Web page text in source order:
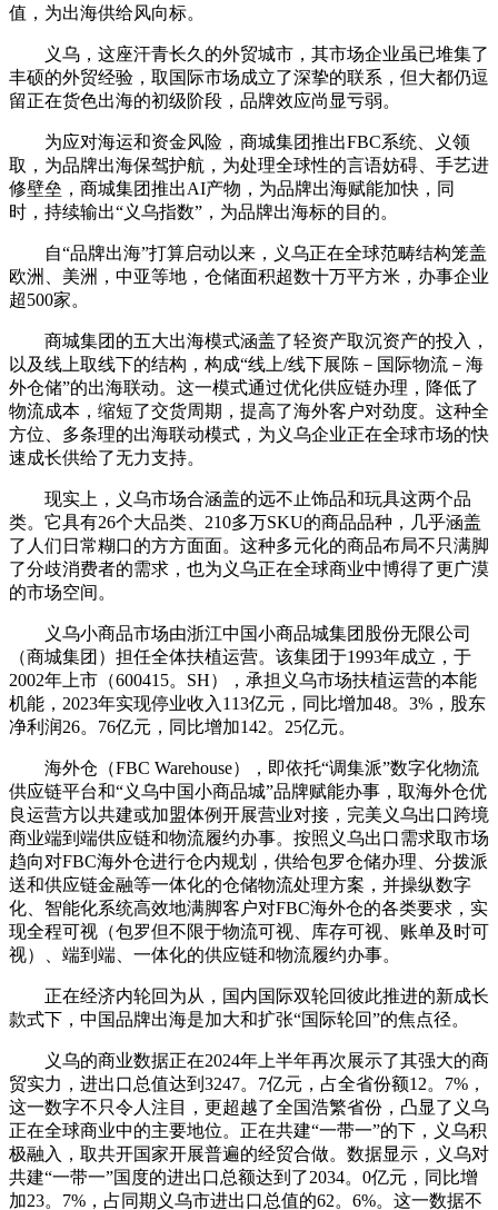
值，为出海供给风向标。
义乌，这座汗青长久的外贸城市，其市场企业虽已堆集了
丰硕的外贸经验，取国际市场成立了深挚的联系，但大都仍逗
留正在货色出海的初级阶段，品牌效应尚显亏弱。
为应对海运和资金风险，商城集团推出FBC系统、义领
取，为品牌出海保驾护航，为处理全球性的言语妨碍、手艺进
修壁垒，商城集团推出AI产物，为品牌出海赋能加快，同
时，持续输出“义乌指数”，为品牌出海标的目的。
自“品牌出海”打算启动以来，义乌正在全球范畴结构笼盖
欧洲、美洲，中亚等地，仓储面积超数十万平方米，办事企业
超500家。
商城集团的五大出海模式涵盖了轻资产取沉资产的投入，
以及线上取线下的结构，构成“线上/线下展陈－国际物流－海
外仓储”的出海联动。这一模式通过优化供应链办理，降低了
物流成本，缩短了交货周期，提高了海外客户对劲度。这种全
方位、多条理的出海联动模式，为义乌企业正在全球市场的快
速成长供给了无力支持。
现实上，义乌市场合涵盖的远不止饰品和玩具这两个品
类。它具有26个大品类、210多万SKU的商品品种，几乎涵盖
了人们日常糊口的方方面面。这种多元化的商品布局不只满脚
了分歧消费者的需求，也为义乌正在全球商业中博得了更广漠
的市场空间。
义乌小商品市场由浙江中国小商品城集团股份无限公司
（商城集团）担任全体扶植运营。该集团于1993年成立，于
2002年上市（600415。SH），承担义乌市场扶植运营的本能
机能，2023年实现停业收入113亿元，同比增加48。3%，股东
净利润26。76亿元，同比增加142。25亿元。
海外仓（FBC Warehouse），即依托“调集派”数字化物流
供应链平台和“义乌中国小商品城”品牌赋能办事，取海外仓优
良运营方以共建或加盟体例开展营业对接，完美义乌出口跨境
商业端到端供应链和物流履约办事。按照义乌出口需求取市场
趋向对FBC海外仓进行仓内规划，供给包罗仓储办理、分拨派
送和供应链金融等一体化的仓储物流处理方案，并操纵数字
化、智能化系统高效地满脚客户对FBC海外仓的各类要求，实
现全程可视（包罗但不限于物流可视、库存可视、账单及时可
视）、端到端、一体化的供应链和物流履约办事。
正在经济内轮回为从，国内国际双轮回彼此推进的新成长
款式下，中国品牌出海是加大和扩张“国际轮回”的焦点径。
义乌的商业数据正在2024年上半年再次展示了其强大的商
贸实力，进出口总值达到3247。7亿元，占全省份额12。7%，
这一数字不只令人注目，更超越了全国浩繁省份，凸显了义乌
正在全球商业中的主要地位。正在共建“一带一”的下，义乌积
极融入，取共开国家开展普遍的经贸合做。数据显示，义乌对
共建“一带一”国度的进出口总额达到了2034。0亿元，同比增
加23。7%，占同期义乌市进出口总值的62。6%。这一数据不